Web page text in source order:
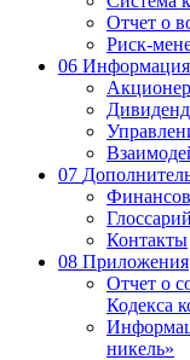
Отчет о
Риск-
06 Информация
07
Глоссарий
Контакты
08 Приложения
Отчет о
Кодекса
никель»